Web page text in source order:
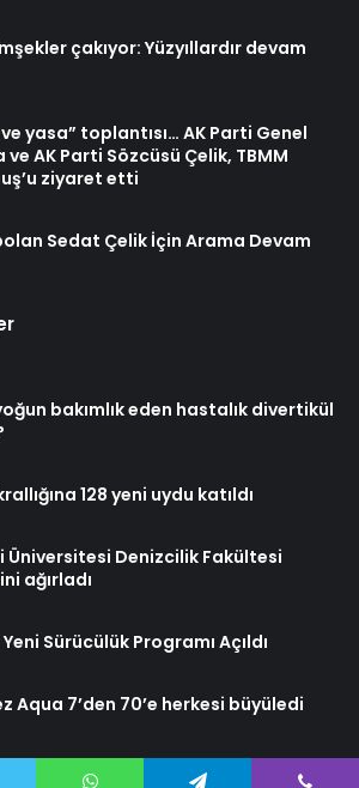
çakıyor: Yüzyıllardır devam
yasa” toplantısı… AK Parti Genel
ve AK Parti Sözcüsü Çelik, TBMM
ziyaret etti
Sedat Çelik İçin Arama Devam
bakımlık eden hastalık divertikül
128 yeni uydu katıldı
Üniversitesi Denizcilik Fakültesi
ağırladı
Sürücülük Programı Açıldı
Aqua 7’den 70’e herkesi büyüledi